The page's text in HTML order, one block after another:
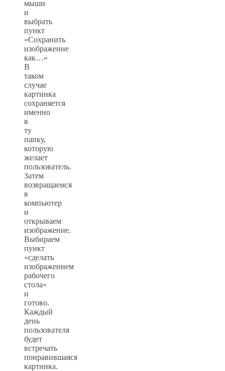
мыши
и
выбрать
пункт
«Сохранить
изображение
как…»
В
таком
случае
картинка
сохраняется
именно
в
ту
папку,
которую
желает
пользователь.
Затем
возвращаемся
в
компьютер
и
открываем
изображение.
Выбираем
пункт
«сделать
изображением
рабочего
стола»
и
готово.
Каждый
день
пользователя
будет
встречать
понравившаяся
картинка.